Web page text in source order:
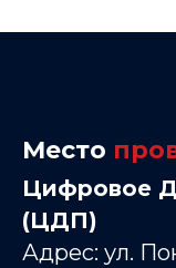
Место
Цифровое
(ЦДП)
Адрес: ул.